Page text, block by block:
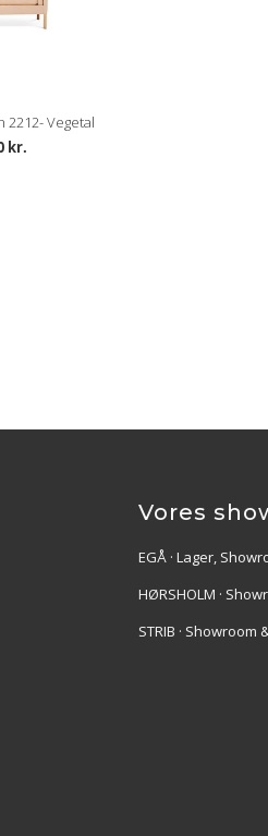
2212- Vegetal
kr.
Vores
EGÅ · Lager,
HØRSHOLM ·
STRIB · Showroom